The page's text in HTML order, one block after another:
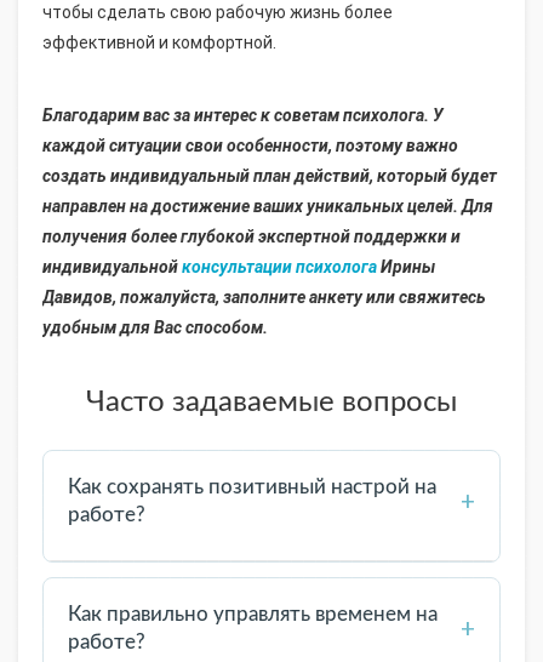
чтобы сделать свою рабочую жизнь более
эффективной и комфортной.
Благодарим вас за интерес к советам психолога. У
каждой ситуации свои особенности, поэтому важно
создать индивидуальный план действий, который будет
направлен на достижение ваших уникальных целей. Для
получения более глубокой экспертной поддержки и
индивидуальнойконсультации психологаИрины
Давидов, пожалуйста, заполните анкету или свяжитесь
удобным для Вас способом.
Часто задаваемые вопросы
Как сохранять позитивный настрой на
работе?
+
Фокусируйтесь на небольших успехах,
практикуйте благодарность и поддерживайте
доброжелательное общение с коллегами — это
Как правильно управлять временем на
работе?
+